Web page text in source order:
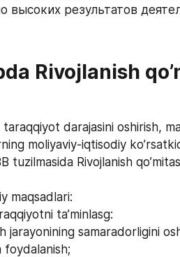
высоких результатов
Rivojlanish
darajasini oshirish,
moliyaviy-iqtisodiy
tuzilmasida Rivojlanish
maqsadlari:
ta’minlasg:
jarayonining samaradorligini
foydalanish;